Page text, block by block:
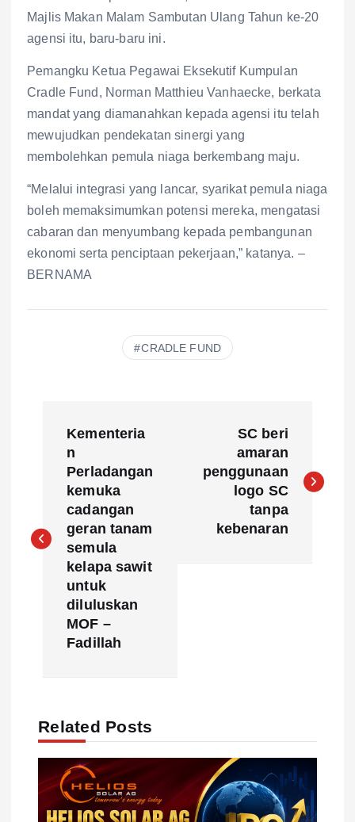
Majlis Makan Malam Sambutan Ulang Tahun ke-20
agensi itu, baru-baru ini.
Pemangku Ketua Pegawai Eksekutif Kumpulan
Cradle Fund, Norman Matthieu Vanhaecke, berkata
mandat yang diamanahkan kepada agensi itu telah
mewujudkan pendekatan sinergi yang
membolehkan pemula niaga berkembang maju.
“Melalui integrasi yang lancar, syarikat pemula niaga
boleh memaksimumkan potensi mereka, mengatasi
cabaran dan menyumbang kepada pembangunan
ekonomi serta penciptaan pekerjaan,” katanya. –
BERNAMA
CRADLE FUND
t
g
a
Kementeria
n
Perladangan
kemuka
cadangan
geran tanam
semula
kelapa sawit
untuk
diluluskan
MOF –
Fadillah
SC beri
amaran
penggunaan
logo SC
tanpa
kebenaran
Related Posts